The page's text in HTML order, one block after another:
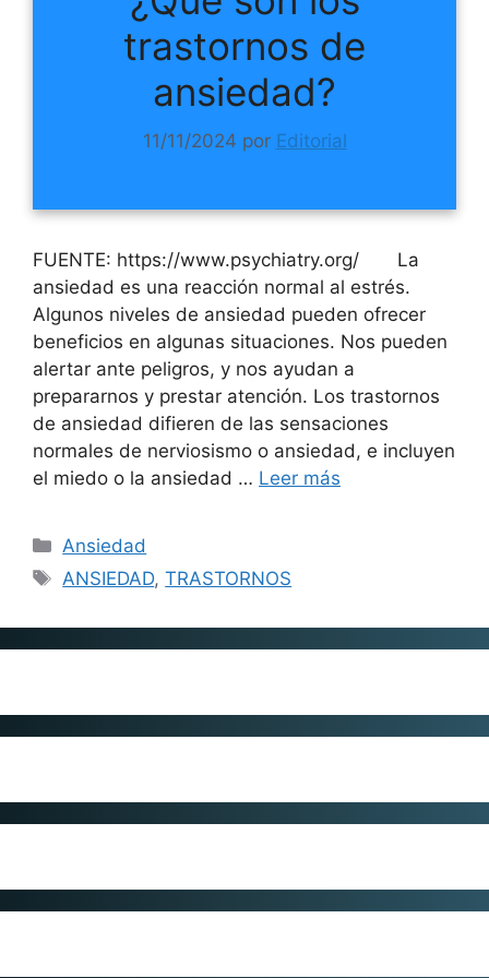
trastornos de
ansiedad?
11/11/2024 por Editorial
FUENTE: https://www.psychiatry.org/ La
ansiedad es una reacción normal al estrés.
Algunos niveles de ansiedad pueden ofrecer
beneficios en algunas situaciones. Nos pueden
alertar ante peligros, y nos ayudan a
prepararnos y prestar atención. Los trastornos
de ansiedad difieren de las sensaciones
normales de nerviosismo o ansiedad, e incluyen
el miedo o la ansiedad … Leer más
Categorías
Ansiedad
Etiquetas
ANSIEDAD,TRASTORNOS